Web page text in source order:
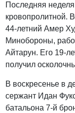
Последняя
кровопролитной.
44-летний Амер
Минобороны,
Айтарун. Его 19-
получил
В воскресенье в
сержант Идан
батальона 7-й